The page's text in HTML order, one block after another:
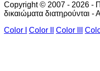
Copyright © 2007 - 2026 -
δικαιώματα διατηρούνται -
Color I
Color II Color III